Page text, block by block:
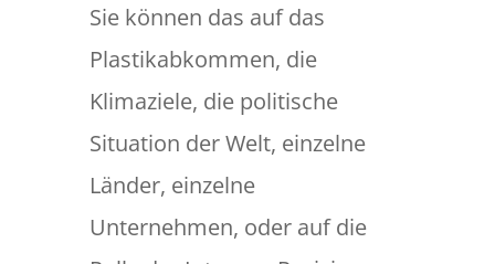
Sie können das auf das
Plastikabkommen, die
Klimaziele, die politische
Situation der Welt, einzelne
Länder, einzelne
Unternehmen, oder auf die